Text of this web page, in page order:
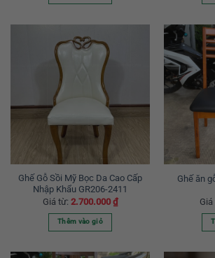
sản
phẩm
này
có
tùy
chọn
thể
được
chọn
trên
trang
sản
Ghế Gỗ Sồi Mỹ Bọc Da Cao Cấp
Nhập Khẩu GR206-2411
Giá từ: 2.700.000 ₫
Thêm vào giỏ
phẩm
Ghế ăn
Giá